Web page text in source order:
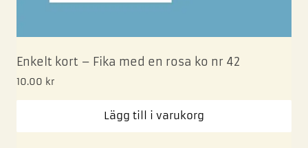
Enkelt kort – Fika med en rosa ko nr 42
10.00 kr
Lägg till i varukorg